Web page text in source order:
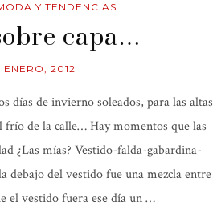
Y TENDENCIAS
capa…
ENERO, 2012
días de invierno soleados, para las altas
frío de la calle… Hay momentos que las
¿Las mías? Vestido-falda-gabardina-
debajo del vestido fue una mezcla entre
el vestido fuera ese día un …